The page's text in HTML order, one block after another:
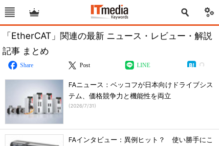
「EtherCAT」関連の最新 ニュース・レビュー・解説
記事 まとめ
Share Post LINE
FAニュース：ベッコフが日本向けドライブシス
テム、価格競争力と機能性を両立
(2026/7/31)
FAインタビュー：異例ヒット？ 使い勝手にこ